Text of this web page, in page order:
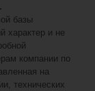
базы
характер и не
компании по
на
технических